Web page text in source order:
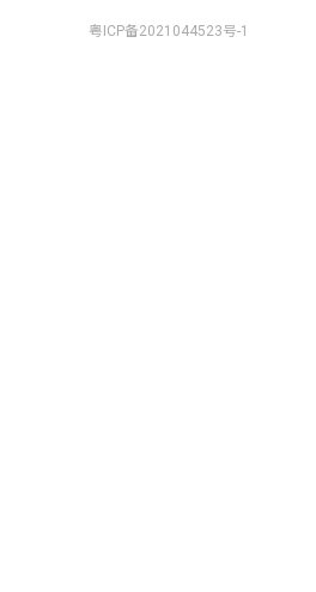
粤ICP备2021044523号-1